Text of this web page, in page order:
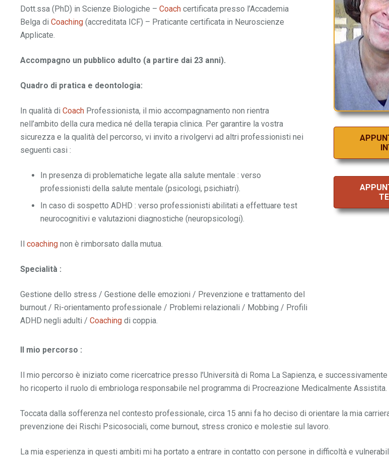
Dott.ssa (PhD) in Scienze Biologiche – Coach certificata presso l’Accademia
Belga di Coaching (accreditata ICF) – Praticante certificata in Neuroscienze
Applicate.
Accompagno un pubblico adulto (a partire dai 23 anni).
Quadro di pratica e deontologia:
In qualità di Coach Professionista, il mio accompagnamento non rientra
nell’ambito della cura medica né della terapia clinica. Per garantire la vostra
sicurezza e la qualità del percorso, vi invito a rivolgervi ad altri professionisti nei
seguenti casi :
In presenza di problematiche legate alla salute mentale : verso
professionisti della salute mentale (psicologi, psichiatri).
In caso di sospetto ADHD : verso professionisti abilitati a effettuare test
neurocognitivi e valutazioni diagnostiche (neuropsicologi).
Il coaching non è rimborsato dalla mutua.
Specialità :
Gestione dello stress / Gestione delle emozioni / Prevenzione e trattamento del
burnout / Ri-orientamento professionale / Problemi relazionali / Mobbing / Profili
ADHD negli adulti / Coaching di coppia.
Il mio percorso :
Il mio percorso è iniziato come ricercatrice presso l’Università di Roma La Sapienza, e successivamente
ho ricoperto il ruolo di embriologa responsabile nel programma di Procreazione Medicalmente Assistita.
Toccata dalla sofferenza nel contesto professionale, circa 15 anni fa ho deciso di orientare la mia
prevenzione dei Rischi Psicosociali, come burnout, stress cronico e molestie sul lavoro.
La mia esperienza in questi ambiti mi ha portato a entrare in contatto con persone in difficoltà e